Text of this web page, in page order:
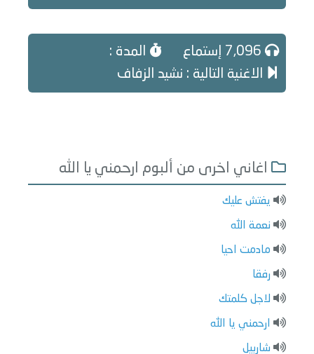
المدة :
الاغنية التالية : نشيد الزفاف
اغاني اخرى من ألبوم ارحمني يا الله
يفتش عليك
نعمة الله
مادمت احيا
رفقا
لاجل كلمتك
ارحمني يا الله
شاربيل